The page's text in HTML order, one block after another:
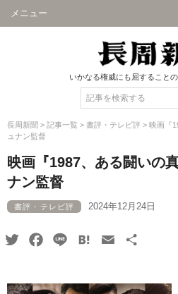
メニュー
いかなる権威にも屈すること
長周新聞 > 記事一覧 > 書評・テレビ評 > 映画『
ュナン監督
映画『1987、ある闘いの
ナン監督
書評・テレビ評 2024年12月24日
TwitterFacebook
Line HatenaEmail